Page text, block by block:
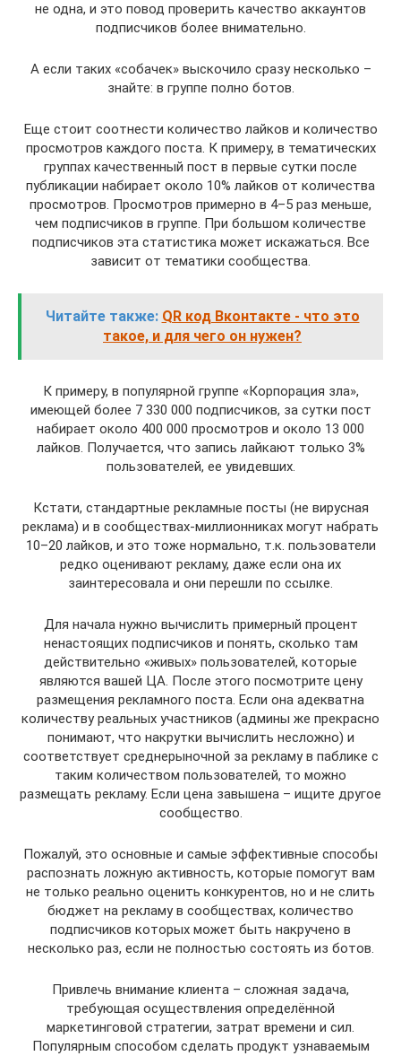
не одна, и это повод проверить качество аккаунтов
подписчиков более внимательно.
А если таких «собачек» выскочило сразу несколько –
знайте: в группе полно ботов.
Еще стоит соотнести количество лайков и количество
просмотров каждого поста. К примеру, в тематических
группах качественный пост в первые сутки после
публикации набирает около 10% лайков от количества
просмотров. Просмотров примерно в 4–5 раз меньше,
чем подписчиков в группе. При большом количестве
подписчиков эта статистика может искажаться. Все
зависит от тематики сообщества.
Читайте также: QR код Вконтакте - что это
такое, и для чего он нужен?
К примеру, в популярной группе «Корпорация зла»,
имеющей более 7 330 000 подписчиков, за сутки пост
набирает около 400 000 просмотров и около 13 000
лайков. Получается, что запись лайкают только 3%
пользователей, ее увидевших.
Кстати, стандартные рекламные посты (не вирусная
реклама) и в сообществах-миллионниках могут набрать
10–20 лайков, и это тоже нормально, т.к. пользователи
редко оценивают рекламу, даже если она их
заинтересовала и они перешли по ссылке.
Для начала нужно вычислить примерный процент
ненастоящих подписчиков и понять, сколько там
действительно «живых» пользователей, которые
являются вашей ЦА. После этого посмотрите цену
размещения рекламного поста. Если она адекватна
количеству реальных участников (админы же прекрасно
понимают, что накрутки вычислить несложно) и
соответствует среднерыночной за рекламу в паблике с
таким количеством пользователей, то можно
размещать рекламу. Если цена завышена – ищите другое
сообщество.
Пожалуй, это основные и самые эффективные способы
распознать ложную активность, которые помогут вам
не только реально оценить конкурентов, но и не слить
бюджет на рекламу в сообществах, количество
подписчиков которых может быть накручено в
несколько раз, если не полностью состоять из ботов.
Привлечь внимание клиента – сложная задача,
требующая осуществления определённой
маркетинговой стратегии, затрат времени и сил.
Популярным способом сделать продукт узнаваемым